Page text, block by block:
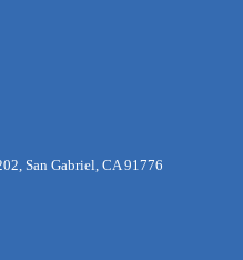
San Gabriel, CA 91776